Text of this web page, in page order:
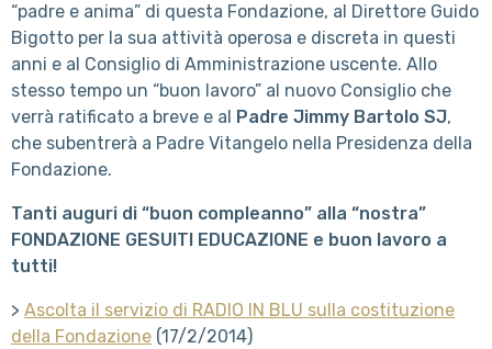
“padre e anima” di questa Fondazione, al Direttore Guido
Bigotto per la sua attività operosa e discreta in questi
anni e al Consiglio di Amministrazione uscente. Allo
stesso tempo un “buon lavoro” al nuovo Consiglio che
verrà ratificato a breve e al Padre Jimmy Bartolo SJ,
che subentrerà a Padre Vitangelo nella Presidenza della
Fondazione.
Tanti auguri di “buon compleanno” alla “nostra”
FONDAZIONE GESUITI EDUCAZIONE e buon lavoro a
tutti!
> Ascolta il servizio di RADIO IN BLU sulla costituzione
della Fondazione (17/2/2014)